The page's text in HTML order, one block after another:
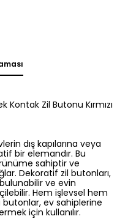
Kontak Zil Butonu Kırmızı
dış kapılarına veya
bir elemandır. Bu
sahiptir ve
Dekoratif zil butonları,
ve evin
Hem işlevsel hem
ev sahiplerine
için kullanılır.